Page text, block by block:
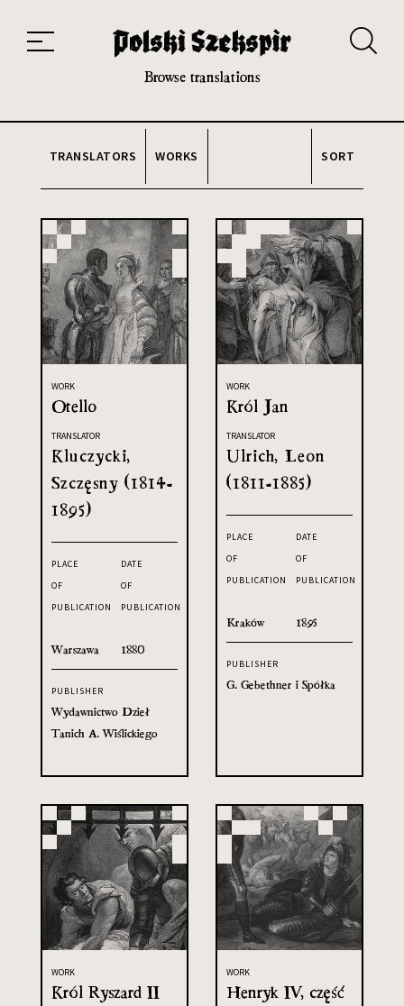
20th and 21st century module
Browse translations
TRANSLATORS WORKS SORT
WORK
Otello
TRANSLATOR
Kluczycki,
Szczęsny (1814-
1895)
PLACE
OF
PUBLICATION
Warszawa
DATE
OF
PUBLICATION
1880
PUBLISHER
Wydawnictwo Dzieł
Tanich A. Wiślickiego
WORK
Król Jan
TRANSLATOR
Ulrich, Leon
(1811-1885)
PLACE
OF
PUBLICATION
Kraków
DATE
OF
PUBLICATION
1895
PUBLISHER
G. Gebethner i Spółka
WORK
Król Ryszard II
WORK
Henryk IV, część